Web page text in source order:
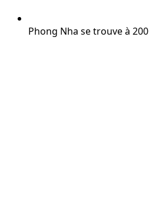
Phong Nha se trouve à